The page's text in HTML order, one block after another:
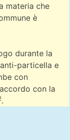
materia che
è
durante la
particella e
con
con la
.